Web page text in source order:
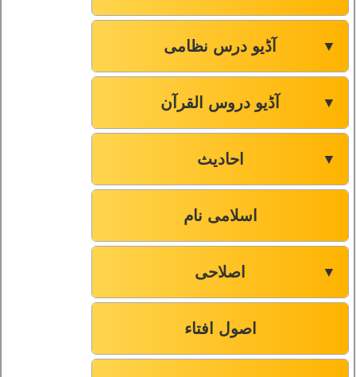
آڈیو درس نظامی ▼
آڈیو دروس القرآن ▼
احادیث ▼
اسلامی نام
اصلاحی ▼
اصول افتاء